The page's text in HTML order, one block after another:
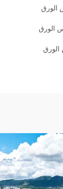
الورق
الورق
الورق